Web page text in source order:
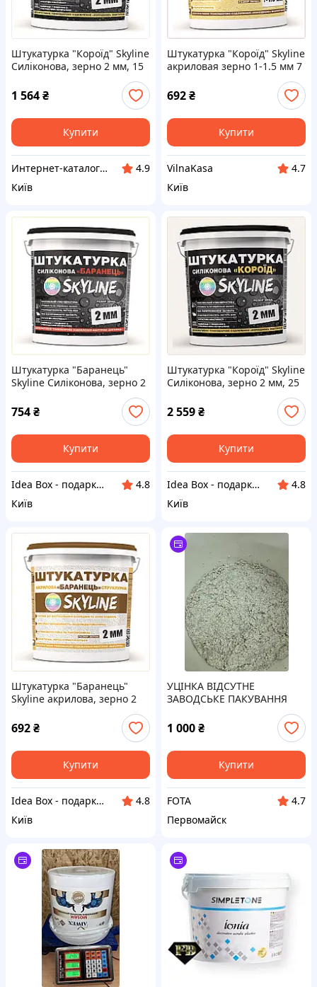
Штукатурка "Короїд" Skyline
Силіконова, зерно 2 мм, 15
1 564₴
Купити
Инте​рнет​-кат​алог ск​​идок "BAGSPACE"
4.9
Київ
Штукатурка "Короїд" Skyline
акриловая зерно 1-1.5 мм 7
692₴
Купити
VilnaKasa
4.7
Київ
Штукатурка "Баранець"
Skyline Силіконова, зерно 2
754₴
Купити
Idea Box - подарки для всей семьи
4.8
Київ
Штукатурка "Короїд" Skyline
Силіконова, зерно 2 мм, 25
2 559₴
Купити
Idea Box - подарки для всей семьи
4.8
Київ
Штукатурка "Баранець"
Skyline акрилова, зерно 2
692₴
Купити
Idea Box - подарки для всей семьи
4.8
Київ
УЦІНКА ВІДСУТНЕ
ЗАВОДСЬКЕ ПАКУВАННЯ
штукатурка AIWEX AW-
40(байрамікс) Відро 22 кг
фракція 1,5 мм С 557
1 000₴
Купити
FOTA
4.7
Первомайск